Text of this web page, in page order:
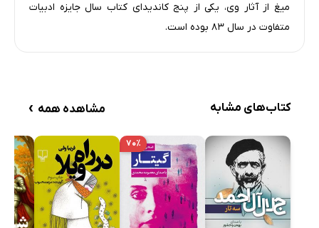
میغ از آثار وی، یکی از پنج کاندیدای کتاب سال جایزه ادبیات
متفاوت در سال ۸۳ بوده است.
کتاب‌های مشابه مشاهده همه ›
۷۰٪